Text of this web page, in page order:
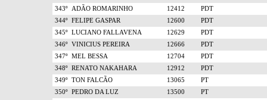
343º ADÃO ROMARINHO 12412
PDT
344º FELIPE GASPAR 12600
PDT
345º LUCIANO FALLAVENA 12629
PDT
346º VINICIUS PEREIRA 12666
PDT
347º MEL BESSA 12704
PDT
348º RENATO NAKAHARA 12912
PDT
349º TON FALCÃO 13065
PT
350º PEDRO DA LUZ 13500
PT